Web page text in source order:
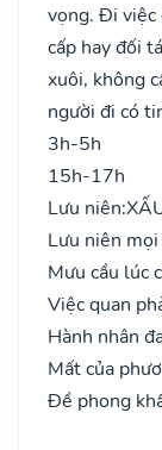
vọng. Đi việc
cấp hay đối
xuôi, không
người đi có
3h-5h
15h-17h
Lưu niên:
Lưu niên
Mưu cầu lúc
Việc quan
Hành nhân
Mất của
Đề phong